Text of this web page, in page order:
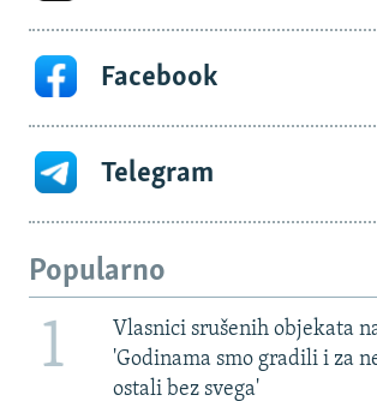
Facebook
Telegram
Popularno
1
Vlasnici srušenih objekata
'Godinama smo gradili i za
ostali bez svega'